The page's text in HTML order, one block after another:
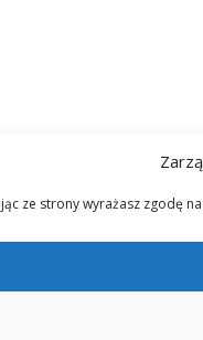
ze strony wyrażasz zgodę